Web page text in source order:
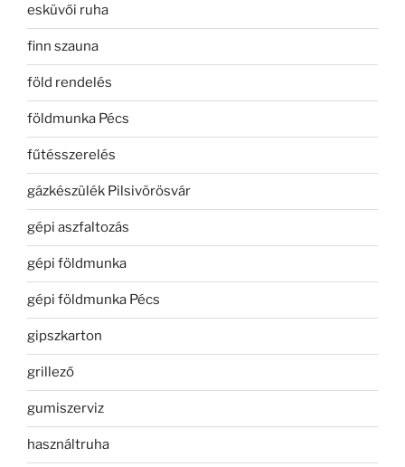
esküvői ruha
finn szauna
föld rendelés
földmunka Pécs
fűtésszerelés
gázkészülék Pilsivörösvár
gépi aszfaltozás
gépi földmunka
gépi földmunka Pécs
gipszkarton
grillező
gumiszerviz
használtruha